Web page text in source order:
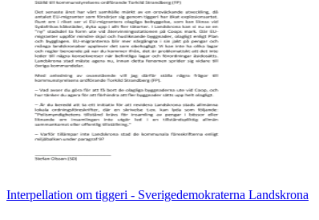
Interpellation om tiggeri - Sverigedemokraterna Landskrona